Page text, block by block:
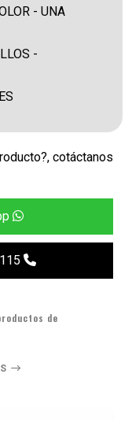
- UNA
-
cotáctanos
de